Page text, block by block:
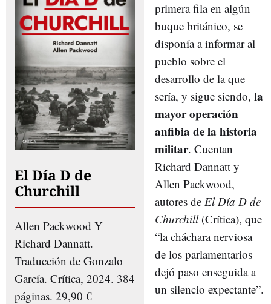
El Día D de
Churchill
Allen Packwood Y
Richard Dannatt.
Traducción de Gonzalo
García. Crítica, 2024. 384
páginas. 29,90 €
primera fila en algún
buque británico, se
disponía a informar al
pueblo sobre el
desarrollo de la que
sería, y sigue siendo, la
mayor operación
anfibia de la historia
militar. Cuentan
Richard Dannatt y
Allen Packwood,
autores de El Día D de
Churchill(Crítica), que
“la cháchara nerviosa
de los parlamentarios
dejó paso enseguida a
un silencio expectante”.